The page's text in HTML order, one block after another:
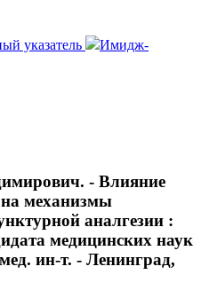
указатель
Имидж-
- Влияние
механизмы
аналгезии :
медицинских наук
ин-т. - Ленинград,